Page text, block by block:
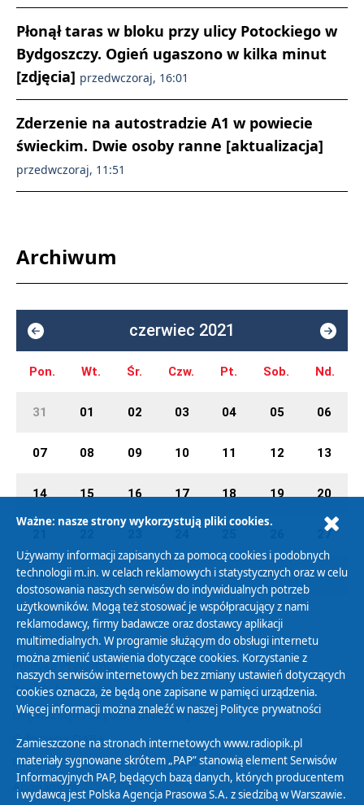
Płonął taras w bloku przy ulicy Potockiego w
Bydgoszczy. Ogień ugaszono w kilka minut
[zdjęcia] przedwczoraj, 16:01
Zderzenie na autostradzie A1 w powiecie
świeckim. Dwie osoby ranne [aktualizacja]
przedwczoraj, 11:51
Archiwum
czerwiec 2021
Pon. Wt. Śr. Czw. Pt. Sob. Nd.
31 01 02 03 04 05 06
07 08 09 10 11 12 13
14 15 16 17 18 19 20
27
28 29 30 01 02 03 04
Polityka Prywatności
Zasady korzystania z Serwisu
Organizacje Pożytku Publicznego
Cyfryzacja DAB+
Polityka ochrony danych osobowych
Abonament
Ważne: nasze strony wykorzystują pliki cookies.
Używamy informacji zapisanych za pomocą cookies i podobnych
technologii m.in. w celach reklamowych i statystycznych oraz w celu
dostosowania naszych serwisów do indywidualnych potrzeb
użytkowników. Mogą też stosować je współpracujący z nami
reklamodawcy, firmy badawcze oraz dostawcy aplikacji
multimedialnych. W programie służącym do obsługi internetu
można zmienić ustawienia dotyczące cookies. Korzystanie z
naszych serwisów internetowych bez zmiany ustawień dotyczących
cookies oznacza, że będą one zapisane w pamięci urządzenia.
Więcej informacji można znaleźć w naszej Polityce prywatności
Zamieszczone na stronach internetowych www.radiopik.pl
materiały sygnowane skrótem „PAP” stanowią element Serwisów
Informacyjnych PAP, będących bazą danych, których producentem
i wydawcą jest Polska Agencja Prasowa S.A. z siedzibą w Warszawie.